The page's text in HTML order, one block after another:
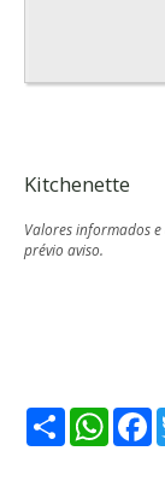
Kitchenette
Valores informados
prévio aviso.
Share